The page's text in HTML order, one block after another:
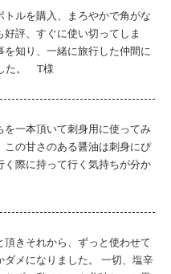
ルを購入、まろやかで角がな
評、すぐに使い切ってしま
知り、一緒に旅行した仲間に
た。 T様
一本頂いて刺身用に使ってみ
の甘さのある醤油は刺身にぴ
く際に持って行く気持ちが分か
きそれから、ずっと使わせて
メになりました。 一切、塩辛